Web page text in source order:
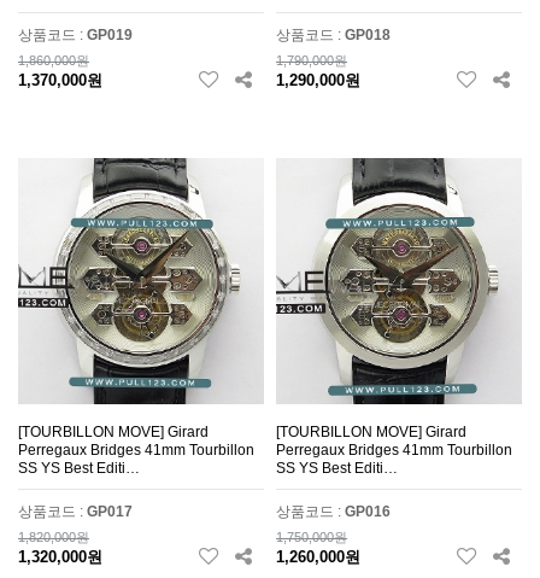
상품코드 : GP019
1,860,000원
1,370,000원
상품코드 : GP018
1,790,000원
1,290,000원
[TOURBILLON MOVE] Girard
Perregaux Bridges 41mm Tourbillon
SS YS Best Editi…
상품코드 : GP017
1,820,000원
1,320,000원
[TOURBILLON MOVE] Girard
Perregaux Bridges 41mm Tourbillon
SS YS Best Editi…
상품코드 : GP016
1,750,000원
1,260,000원